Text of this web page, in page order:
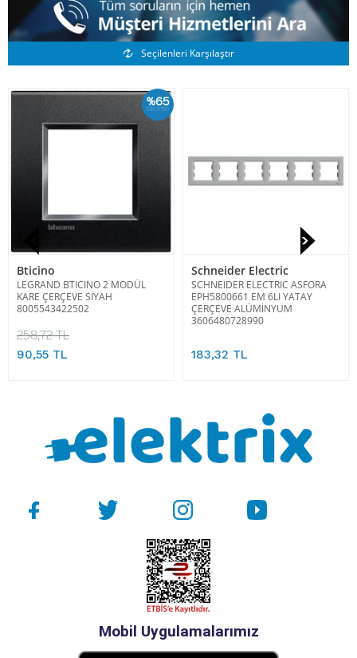
Benzer Ürünler
Seçilenleri Karşılaştır
%65
İskonto
Bticino
LEGRAND BTICINO 2 MODÜL
KARE ÇERÇEVE SİYAH
8005543422502
258,72 TL
90,55 TL
Schneider Electric
SCHNEIDER ELECTRIC ASFORA
EPH5800661 EM 6LI YATAY
ÇERÇEVE ALÜMİNYUM
3606480728990
183,32 TL
Mobil Uygulamalarımız